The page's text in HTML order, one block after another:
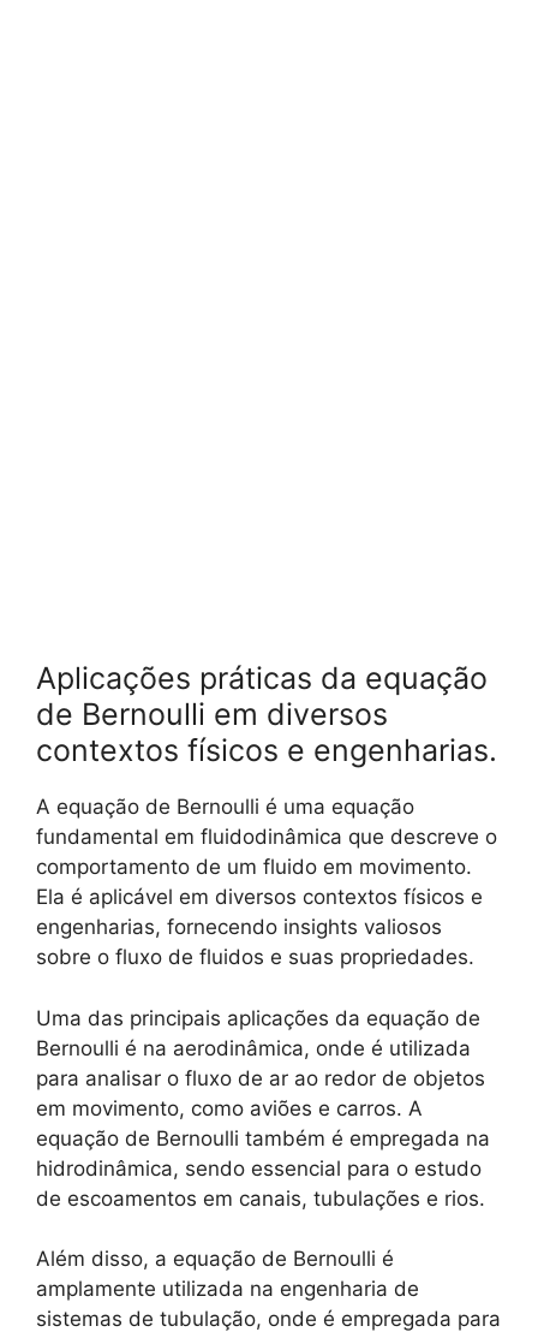
Aplicações práticas da equação
de Bernoulli em diversos
contextos físicos e engenharias.
A equação de Bernoulli é uma equação
fundamental em fluidodinâmica que descreve o
comportamento de um fluido em movimento.
Ela é aplicável em diversos contextos físicos e
engenharias, fornecendo insights valiosos
sobre o fluxo de fluidos e suas propriedades.
Uma das principais aplicações da equação de
Bernoulli é na aerodinâmica, onde é utilizada
para analisar o fluxo de ar ao redor de objetos
em movimento, como aviões e carros. A
equação de Bernoulli também é empregada na
hidrodinâmica, sendo essencial para o estudo
de escoamentos em canais, tubulações e rios.
Além disso, a equação de Bernoulli é
amplamente utilizada na engenharia de
sistemas de tubulação, onde é empregada para